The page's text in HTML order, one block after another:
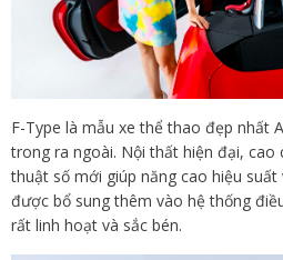
F-Type là mẫu xe thể thao đẹp nhất
trong ra ngoài. Nội thất hiện đại,
thuật số mới giúp năng cao hiệu
được bổ sung thêm vào hệ thống
rất linh hoạt và sắc bén.